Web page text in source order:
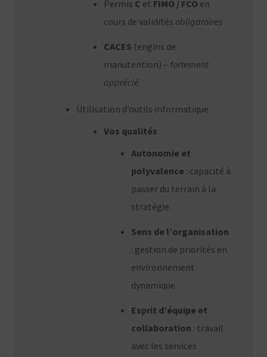
Permis C et FIMO / FCO en
cours de validités obligatoires
CACES (engins de
manutention) – fortement
apprécié.
Utilisation d’outils informatique
Vos qualités :
Autonomie et
polyvalence : capacité à
passer du terrain à la
stratégie.
Sens de l’organisation
: gestion de priorités en
environnement
dynamique.
Esprit d’équipe et
collaboration : travail
avec les services